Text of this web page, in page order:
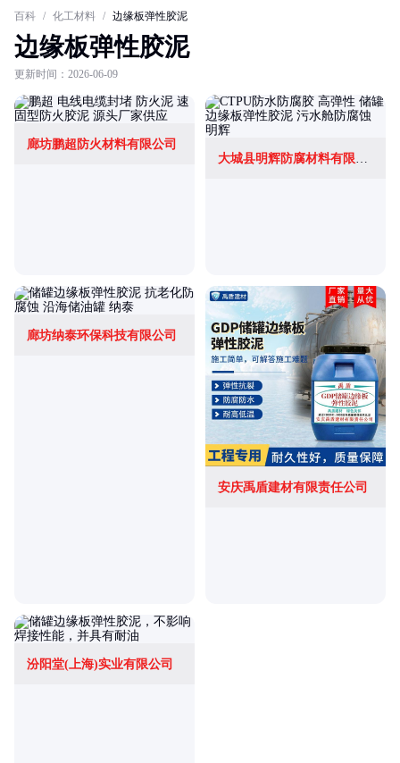
百科 / 化工材料 / 边缘板弹性胶泥
边缘板弹性胶泥
更新时间：2026-06-09
廊坊鹏超防火材料有限公司
大城县明辉防腐材料有限公司
廊坊纳泰环保科技有限公司
安庆禹盾建材有限责任公司
汾阳堂(上海)实业有限公司